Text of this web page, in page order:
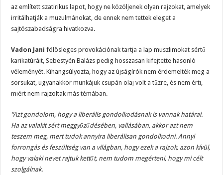
az említett szatirikus lapot, hogy ne közöljenek olyan rajzokat, amelyek
irritálhatják a muzulmánokat, de ennek nem tettek eleget a
sajtószabadságra hivatkozva.
Vadon Jani fölösleges provokációnak tartja a lap muszlimokat sértő
karikatúráit, Sebestyén Balázs pedig hosszasan kifejtette hasonló
véleményét. Kihangsúlyozta, hogy az újságírók nem érdemelték meg a
sorsukat, ugyanakkor munkájuk csupán olaj volt a tűzre, és nem érti,
miért nem rajzoltak más témában.
“Azt gondolom, hogy a liberális gondolkodásnak is vannak határai.
Ha az valakit sért meggyőződésében, vallásában, akkor azt nem
teszem meg, mert tudok annyira liberálisan gondolkodni. Annyi
forrongás és feszültség van a világban, hogy ezek a rajzok, azon kívül,
hogy valaki nevet rajtuk kettőt, nem tudom megérteni, hogy mi célt
szolgálnak.